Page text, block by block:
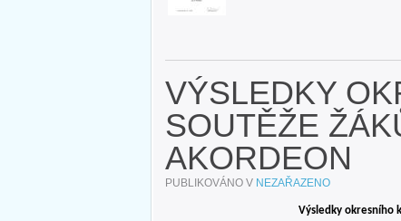
VÝSLEDKY
SOUTĚŽE
AKORDEON
PUBLIKOVÁNO V NEZAŘAZENO
Výsledky okresního